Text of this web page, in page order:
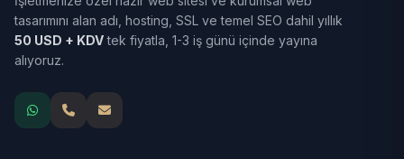
tasarımını alan adı, hosting, SSL ve temel SEO dahil yıllık
50 USD + KDVtek fiyatla, 1-3 iş günü içinde yayına
alıyoruz.